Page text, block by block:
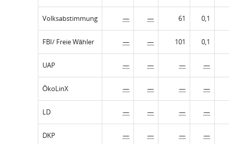
Volksabstimmung — — 61 0,1
FBI/ Freie Wähler — — 101 0,1
UAP — — — —
ÖkoLinX — — — —
LD — — — —
DKP — — — —